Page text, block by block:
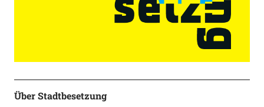
Über Stadtbesetzung